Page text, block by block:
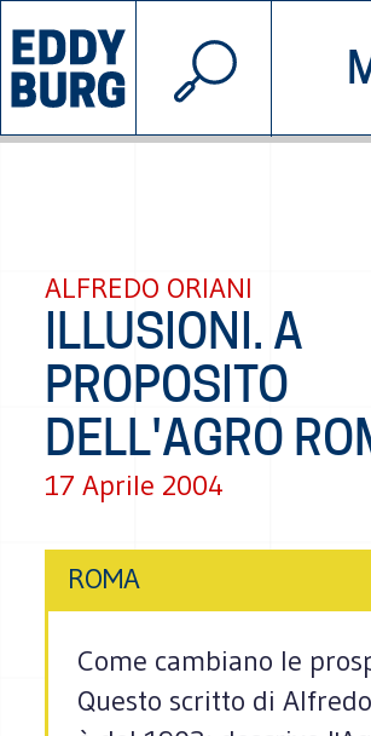
INIZIATIVE
© 2026 EDDYBURG
ALFREDO ORIANI
ILLUSIONI. A
PROPOSITO
DELL'AGRO
17 Aprile 2004
ROMA
Come cambiano le
Questo scritto di